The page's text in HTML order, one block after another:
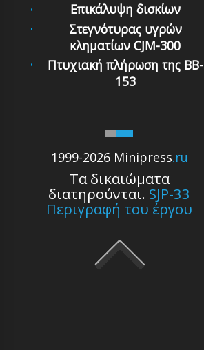
1999-2026 Minipress.ru
Τα δικαιώματα
διατηρούνται. SJP-33
Περιγραφή του έργου
Επικάλυψη δισκίων
Στεγνότυρας υγρών
κληματίων CJM-300
Πτυχιακή πλήρωση της BB-
153